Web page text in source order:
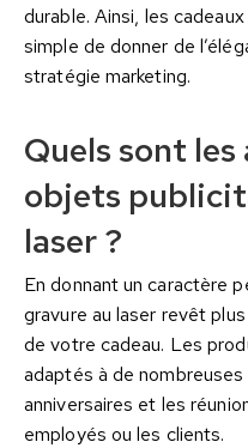
durable. Ainsi, les
simple de donner de
stratégie marketing.
Quels sont
objets
laser ?
En donnant un caractère
gravure au laser revêt
de votre cadeau. Les
adaptés à de
anniversaires et les
employés ou les clients.